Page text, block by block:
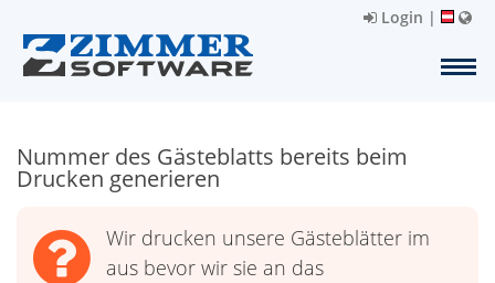
Login |
Nummer des Gästeblatts bereits beim
Drucken generieren
Wir drucken unsere Gästeblätter im
aus bevor wir sie an das